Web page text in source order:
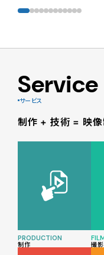
Service
サービス
制作 + 技術 = 映像
PRODUCTION
制作 撮影